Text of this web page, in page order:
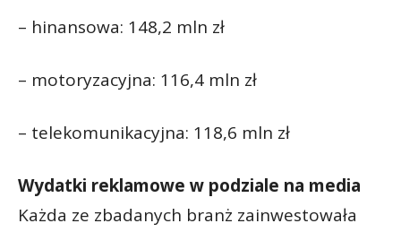
– hinansowa: 148,2 mln zł
– motoryzacyjna: 116,4 mln zł
– telekomunikacyjna: 118,6 mln zł
Wydatki reklamowe w podziale na media
Każda ze zbadanych branż zainwestowała